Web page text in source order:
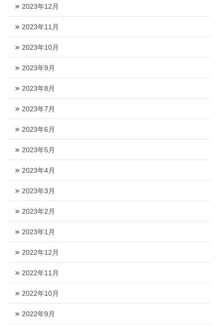
2023年12月
2023年11月
2023年10月
2023年9月
2023年8月
2023年7月
2023年6月
2023年5月
2023年4月
2023年3月
2023年2月
2023年1月
2022年12月
2022年11月
2022年10月
2022年9月